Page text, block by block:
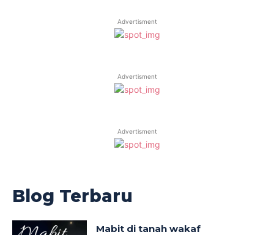
Advertisment
Advertisment
Advertisment
Blog Terbaru
Mabit di tanah wakaf